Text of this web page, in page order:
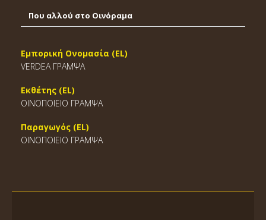
Που αλλού στο Οινόραμα
Εμπορική Ονομασία (EL)
VERDEA ΓΡΑΜΨΑ
Εκθέτης (EL)
ΟΙΝΟΠΟΙΕΙΟ ΓΡΑΜΨΑ
Παραγωγός (EL)
ΟΙΝΟΠΟΙΕΙΟ ΓΡΑΜΨΑ